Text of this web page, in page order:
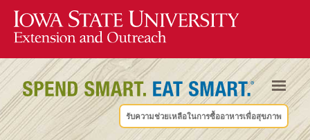
รับความช่วยเหลือในการซื้ออาหารเพื่อสุขภาพ